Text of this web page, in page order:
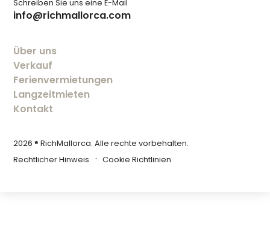
Schreiben Sie uns eine E-Mail
info@richmallorca.com
Über uns
Verkauf
Ferienvermietungen
Langzeitmieten
Kontakt
2026 ® RichMallorca. Alle rechte vorbehalten.
Rechtlicher Hinweis
Cookie Richtlinien